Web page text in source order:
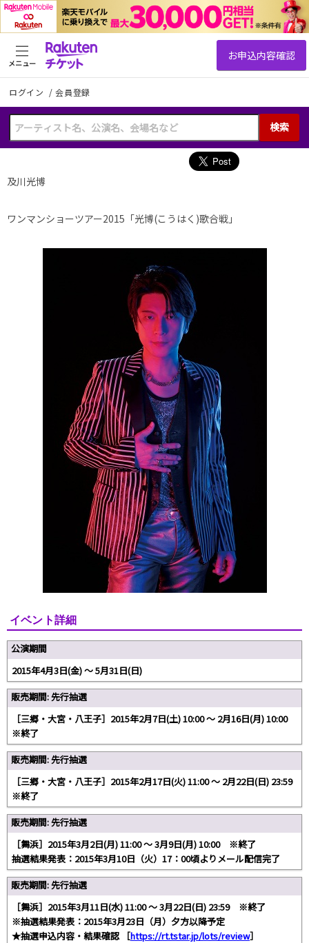
ログイン /会員登録
検索
メニュー
及川光博
ワンマンショーツアー2015「光博(こうはく)歌合戦」
イベント詳細
公演期間
2015年4月3日(金) 〜 5月31日(日)
販売期間: 先行抽選
［三郷・大宮・八王子］2015年2月7日(土) 10:00 〜 2月16日(月) 10:00
※終了
販売期間: 先行抽選
［三郷・大宮・八王子］2015年2月17日(火) 11:00 〜 2月22日(日) 23:59
※終了
販売期間: 先行抽選
［舞浜］2015年3月2日(月) 11:00 〜 3月9日(月) 10:00 ※終了
抽選結果発表：2015年3月10日（火）17：00頃よりメール配信完了
販売期間: 先行抽選
［舞浜］2015年3月11日(水) 11:00 〜 3月22日(日) 23:59 ※終了
※抽選結果発表：2015年3月23日（月）夕方以降予定
★抽選申込内容・結果確認 ［https://rt.tstar.jp/lots/review］